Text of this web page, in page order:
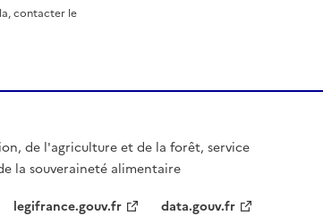
contacter le
de l'agriculture et de la forêt, service
la souveraineté alimentaire
legifrance.gouv.fr data.gouv.fr